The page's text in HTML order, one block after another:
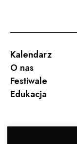
Kalendarz
O nas
Festiwale
Edukacja